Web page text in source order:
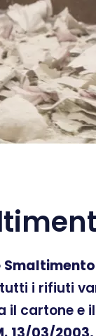
Smaltimento
i rifiuti
il cartone e